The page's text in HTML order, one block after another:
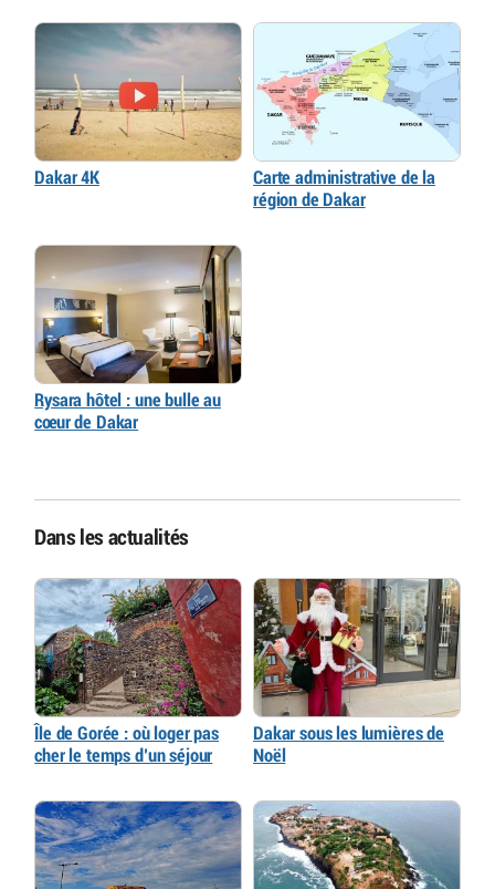
Dakar 4K
Carte administrative de la
région de Dakar
Rysara hôtel : une bulle au
cœur de Dakar
Dans les actualités
Île de Gorée : où loger pas
cher le temps d’un séjour
Dakar sous les lumières de
Noël